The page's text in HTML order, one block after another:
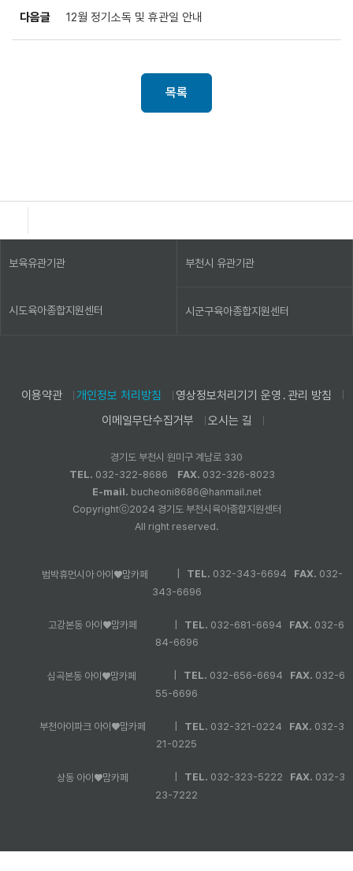
다음글 12월 정기소독 및 휴관일 안내
목록
보육유관기관 부천시 유관기관
시도육아종합지원센터 시군구육아종합지원센터
이용약관 개인정보 처리방침
영상정보처리기기 운영․관리 방침
이메일무단수집거부
오시는 길
경기도 부천시 원미구 계남로 330
TEL. 032-322-8686 FAX. 032-326-8023
E-mail. bucheoni8686@hanmail.net
Copyrightⓒ2024 경기도 부천시육아종합지원센터
All right reserved.
범박휴먼시아 아이♥맘카페 TEL. 032-343-6694 FAX. 032-
343-6696
고강본동 아이♥맘카페 TEL. 032-681-6694 FAX. 032-6
84-6696
심곡본동 아이♥맘카페 TEL. 032-656-6694 FAX. 032-6
55-6696
부천아이파크 아이♥맘카페 TEL. 032-321-0224 FAX. 032-3
21-0225
상동 아이♥맘카페 TEL. 032-323-5222 FAX. 032-3
23-7222